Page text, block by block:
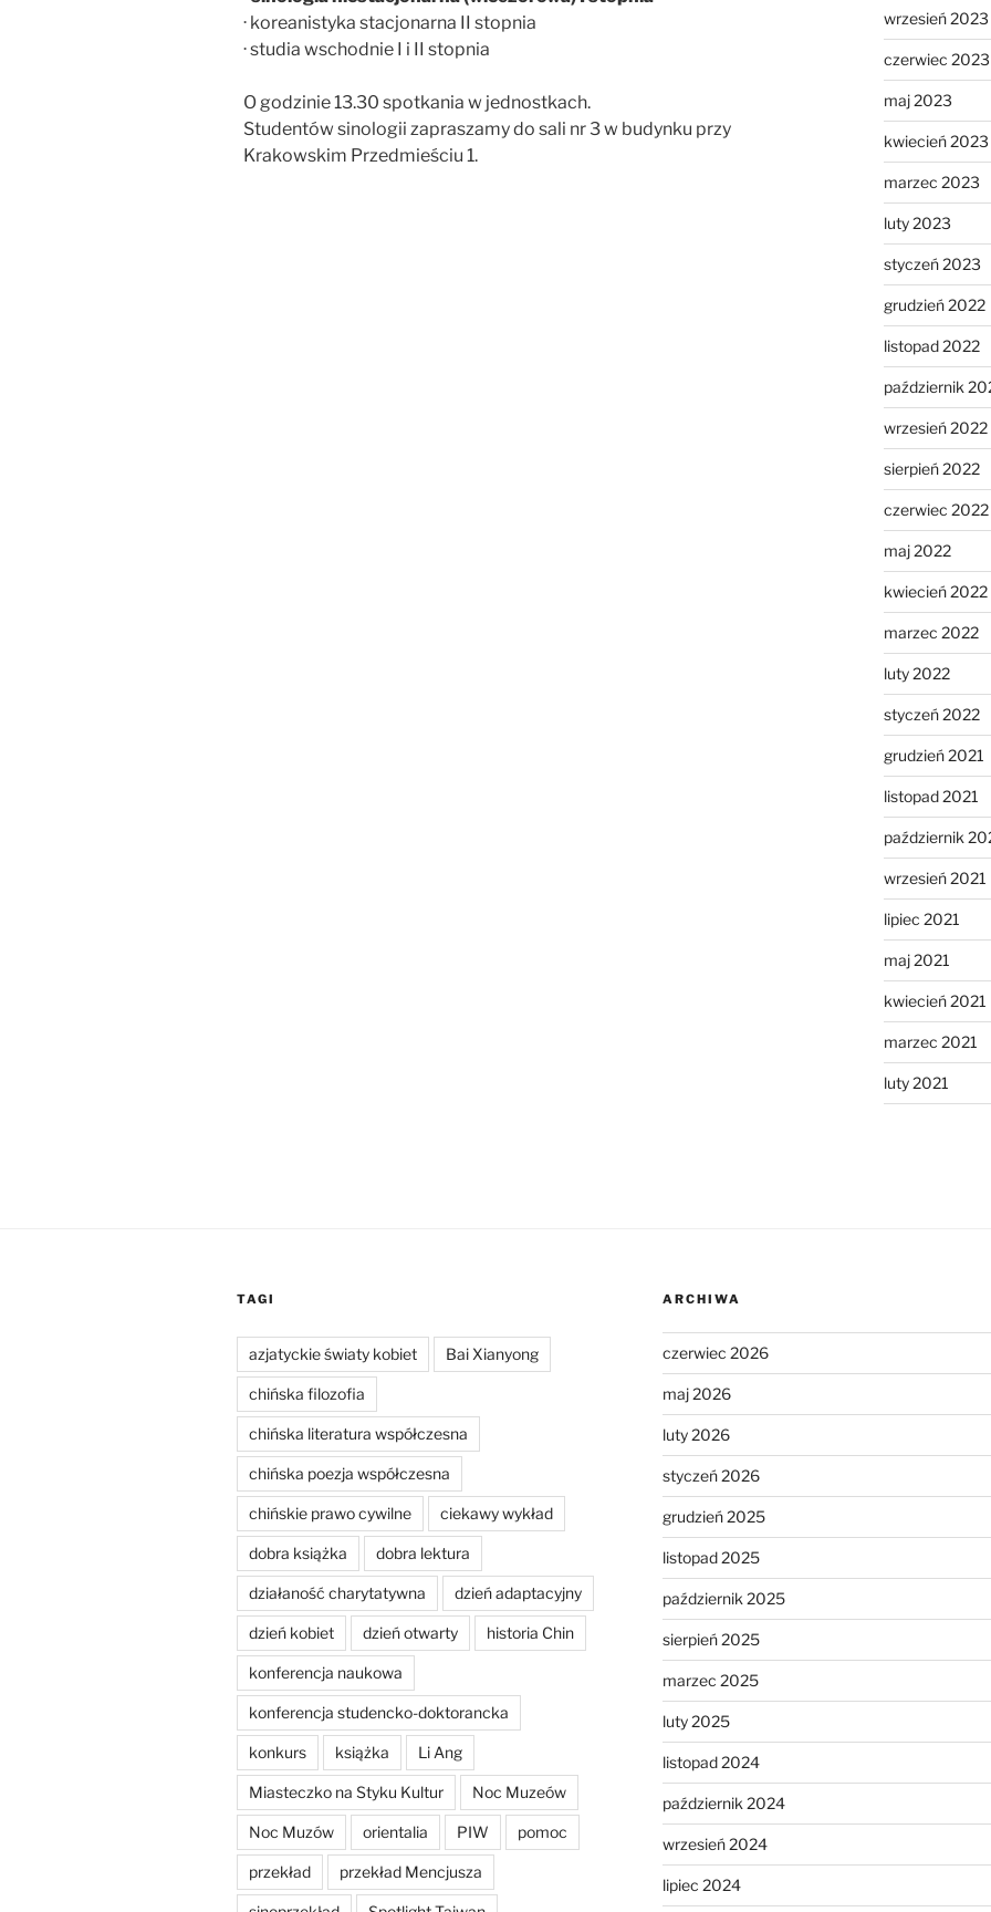
· koreanistyka stacjonarna II stopnia
· studia wschodnie I i II stopnia
O godzinie 13.30 spotkania w jednostkach.
Studentów sinologii zapraszamy do sali nr 3 w budynku przy
Krakowskim Przedmieściu 1.
wrzesień 2023
czerwiec 2023
maj 2023
kwiecień 2023
marzec 2023
luty 2023
styczeń 2023
grudzień 2022
listopad 2022
październik
wrzesień 2022
sierpień 2022
czerwiec 2022
maj 2022
kwiecień 2022
marzec 2022
luty 2022
styczeń 2022
grudzień 2021
listopad 2021
październik
wrzesień 2021
lipiec 2021
maj 2021
kwiecień 2021
marzec 2021
luty 2021
TAGI
azjatyckie światy kobiet Bai Xianyong
chińska filozofia
chińska literatura współczesna
chińska poezja współczesna
chińskie prawo cywilne ciekawy wykład
dobra książka dobra lektura
działaność charytatywna dzień adaptacyjny
dzień kobiet dzień otwarty historia Chin
konferencja naukowa
konferencja studencko-doktorancka
konkurs książka Li Ang
Miasteczko na Styku Kultur Noc Muzeów
Noc Muzów orientalia PIW pomoc
przekład przekład Mencjusza
ARCHIWA
czerwiec 2026
maj 2026
luty 2026
styczeń 2026
grudzień 2025
listopad 2025
październik 2025
sierpień 2025
marzec 2025
luty 2025
listopad 2024
październik 2024
wrzesień 2024
lipiec 2024